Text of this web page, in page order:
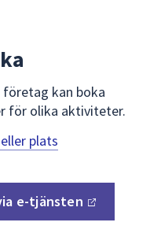
företag kan boka
för olika aktiviteter.
plats
e-tjänsten